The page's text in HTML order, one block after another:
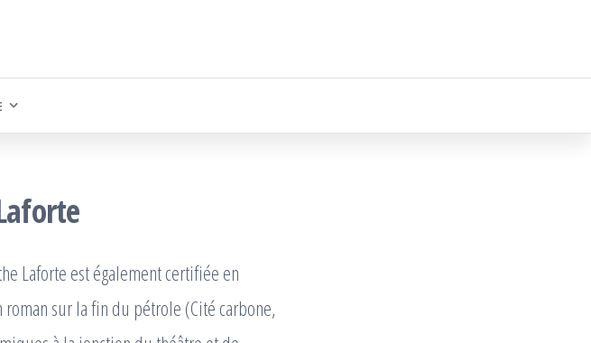
Laforte est également certifiée en
sur la fin du pétrole (Cité carbone,